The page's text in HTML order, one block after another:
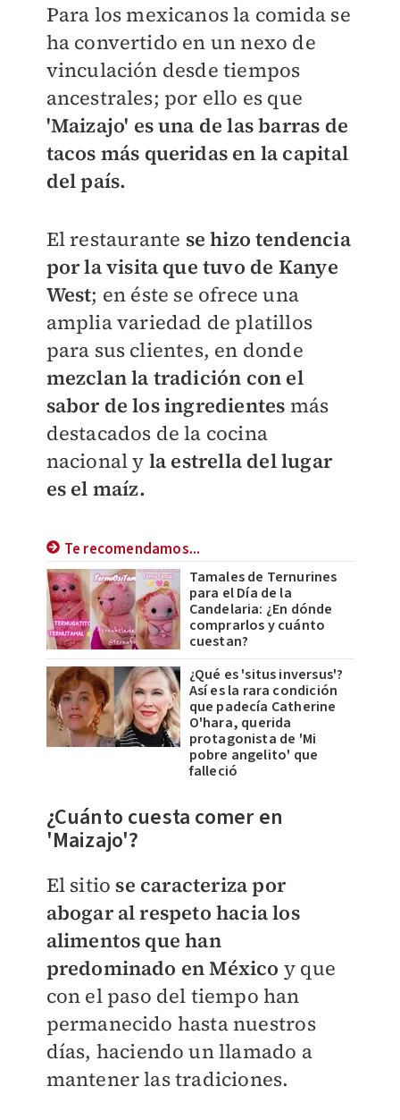
Para los mexicanos la comida se
ha convertido en un nexo de
vinculación desde tiempos
ancestrales; por ello es que
'Maizajo' es una de las barras de
tacos más queridas en la capital
del país.
El restaurante se hizo tendencia
por la visita que tuvo de Kanye
West; en éste se ofrece una
amplia variedad de platillos
para sus clientes, en donde
mezclan la tradición con el
sabor de los ingredientes más
destacados de la cocina
nacional y la estrella del lugar
es el maíz.
Te recomendamos...
Tamales de Ternurines
para el Día de la
Candelaria: ¿En dónde
comprarlos y cuánto
cuestan?
¿Qué es 'situs inversus'?
Así es la rara condición
que padecía Catherine
O'hara, querida
protagonista de 'Mi
pobre angelito' que
falleció
¿Cuánto cuesta comer en
'Maizajo'?
El sitio se caracteriza por
abogar al respeto hacia los
alimentos que han
predominado en México y que
con el paso del tiempo han
permanecido hasta nuestros
días, haciendo un llamado a
mantener las tradiciones.